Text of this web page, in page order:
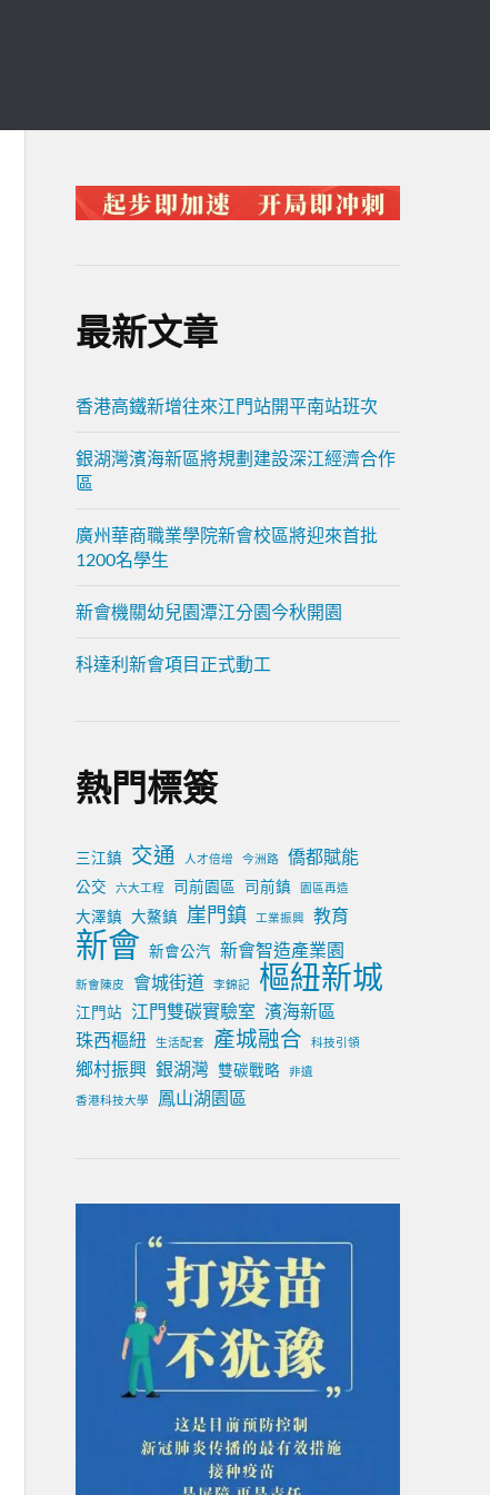
最新文章
香港高鐵新增往來江門站開平南站班次
銀湖灣濱海新區將規劃建設深江經濟合作
區
廣州華商職業學院新會校區將迎來首批
1200名學生
新會機關幼兒園潭江分園今秋開園
科達利新會項目正式動工
熱門標簽
三江鎮 交通 人才倍增 今洲路 僑都賦能
公交 六大工程 司前園區 司前鎮 園區再造
大澤鎮 大鰲鎮 崖門鎮 工業振興 教育
新會 新會公汽 新會智造產業園
新會陳皮 會城街道 李錦記 樞紐新城
江門站 江門雙碳實驗室 濱海新區
珠西樞紐
生活配套 產城融合 科技引領
鄉村振興 銀湖灣 雙碳戰略
非遺
香港科技大學
鳳山湖園區